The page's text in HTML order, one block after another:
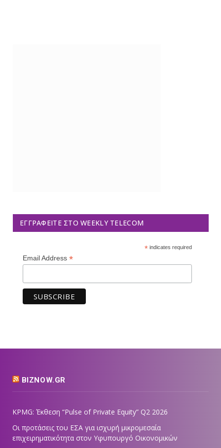
ΕΓΓΡΑΦΕΊΤΕ ΣΤΟ WEEKLY TELECOM
*indicates required
Email Address *
BIZNOW.GR
KPMG: Έκθεση “Pulse of Private Equity” Q2 2026
Οι προτάσεις του ΕΣΑ για ισχυρή μικρομεσαία
επιχειρηματικότητα στον Υφυπουργό Οικονομικών